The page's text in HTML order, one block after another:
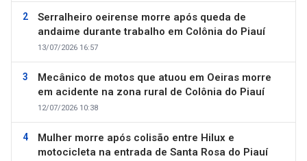
Serralheiro oeirense morre após queda de
andaime durante trabalho em Colônia do Piauí
13/07/2026 16:57
Mecânico de motos que atuou em Oeiras morre
em acidente na zona rural de Colônia do Piauí
12/07/2026 10:38
Mulher morre após colisão entre Hilux e
motocicleta na entrada de Santa Rosa do Piauí